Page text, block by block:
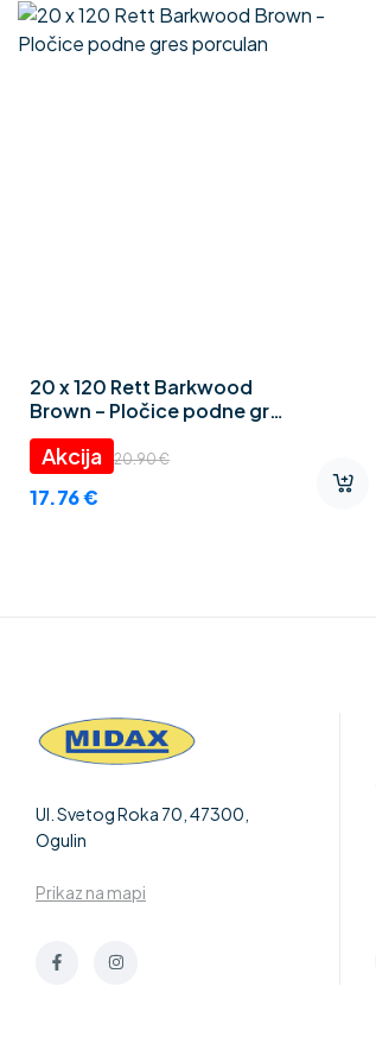
20 x 120 Rett Barkwood
Brown – Pločice podne gres
porculan
20.90€
17.76€
Ul. Svetog Roka 70, 47300,
Ogulin
Prikaz na mapi